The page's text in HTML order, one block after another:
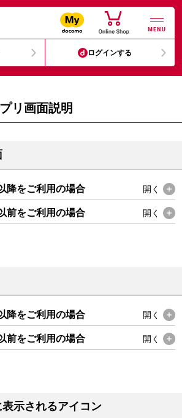
MENU
ログインする
リ画面説明
降をご利用の場合 開く
前をご利用の場合 開く
降をご利用の場合 開く
前をご利用の場合 開く
示されるアイコン